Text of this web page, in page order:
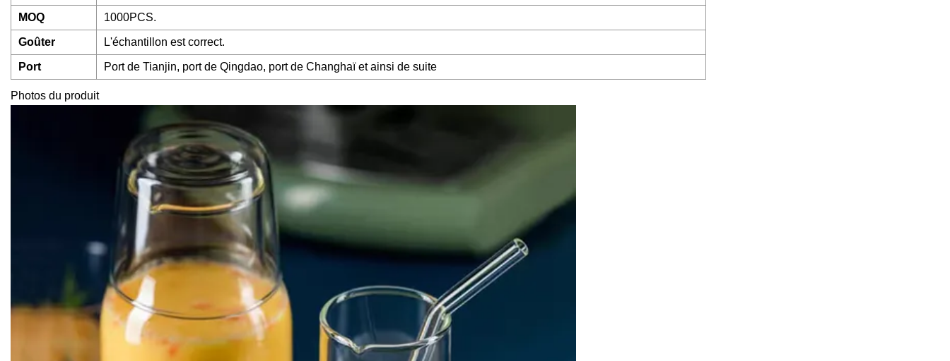
MOQ 1000PCS.
Goûter L'échantillon est correct.
Port Port de Tianjin, port de Qingdao, port de Changhaï et ainsi de suite
Photos du produit